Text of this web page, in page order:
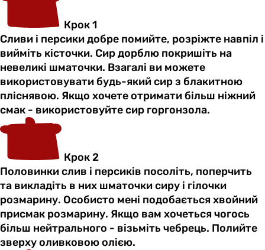
Крок 1
Сливи і персики добре помийте, розріжте навпіл і
вийміть кісточки. Сир дорблю покришіть на
невеликі шматочки. Взагалі ви можете
використовувати будь-який сир з блакитною
пліснявою. Якщо хочете отримати більш ніжний
смак - використовуйте сир горгонзола.
Крок 2
Половинки слив і персиків посоліть, поперчить
та викладіть в них шматочки сиру і гілочки
розмарину. Особисто мені подобається хвойний
присмак розмарину. Якщо вам хочеться чогось
більш нейтрального - візьміть чебрець. Полийте
зверху оливковою олією.